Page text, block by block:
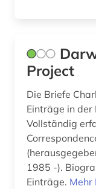
Project
Die Briefe
Einträge in der
Vollständig
1985 -).
Einträge. Mehr